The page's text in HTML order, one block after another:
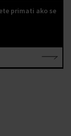
primati ako se